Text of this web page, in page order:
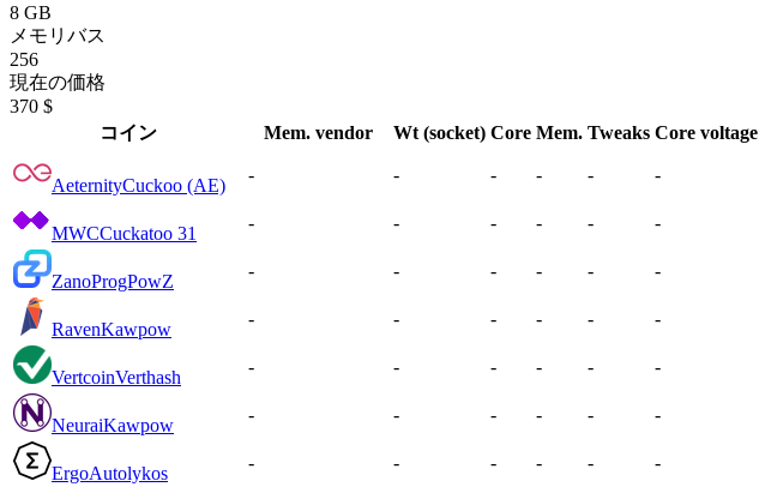
8 GB
メモリバス
256
現在の価格
370 $
コイン
Mem. vendor Wt (socket) Core Mem. Tweaks Core voltage
AeternityCuckoo (AE)
- - - - - -
MWCCuckatoo 31
- - - - - -
ZanoProgPowZ
- - - - - -
RavenKawpow
- - - - - -
VertcoinVerthash
- - - - - -
NeuraiKawpow
- - - - - -
ErgoAutolykos
- - - - - -